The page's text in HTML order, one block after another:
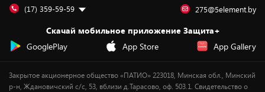
Подарочные карты
Для компьютеров
Сервисные центры
Оплата частями
Уценка
(17) 359-59-59 275@5element.by
Скачай мобильное приложение Защита+
GooglePlay
App Store App Gallery
Закрытое акционерное общество «ПАТИО» 223018, Минская обл., Минский
р-н, Ждановичский с/с, 53, вблизи д.Тарасово, оф. 503.1. Свидетельство о